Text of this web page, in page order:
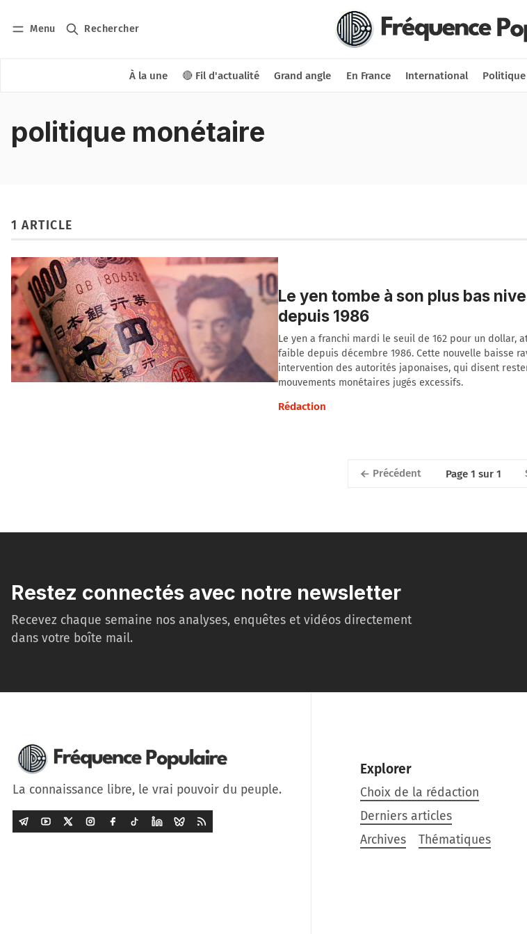
Menu Rechercher
À la une 🔴 Fil d'actualité Grand angle En France International Politique
Nous soutenir
politique monétaire
1 ARTICLE
Le yen tombe à son plus bas
depuis 1986
Le yen a franchi mardi le seuil de 162 pour un dollar,
faible depuis décembre 1986. Cette nouvelle baisse
intervention des autorités japonaises, qui disent
mouvements monétaires jugés excessifs.
Rédaction
Précédent Page 1 sur 1
Restez connectés avec notre newsletter
Recevez chaque semaine nos analyses, enquêtes et vidéos directement
dans votre boîte mail.
La connaissance libre, le vrai pouvoir du peuple.
Explorer
Choix de la rédaction
Derniers articles
Archives
Thématiques